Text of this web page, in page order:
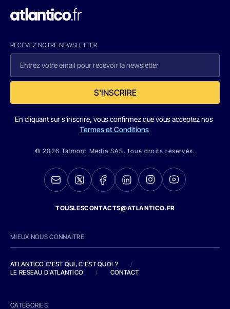
RECEVEZ NOTRE NEWSLETTER
S'INSCRIRE
En cliquant sur s'inscrire, vous confirmez que vous acceptez nos
Termes et Conditions
© 2026 Talmont Media SAS. tous droits réservés.
TOUSLESCONTACTS@ATLANTICO.FR
MIEUX NOUS CONNAITRE
ATLANTICO C'EST QUI, C'EST QUOI ?
/
LE RESEAU D'ATLANTICO
/ CONTACT
CATEGORIES